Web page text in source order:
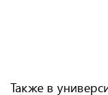
Также в